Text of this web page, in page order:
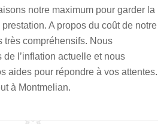
notre maximum pour garder la
A propos du coût de notre
très compréhensifs. Nous
l’inflation actuelle et nous
aides pour répondre à vos attentes.
à Montmelian.